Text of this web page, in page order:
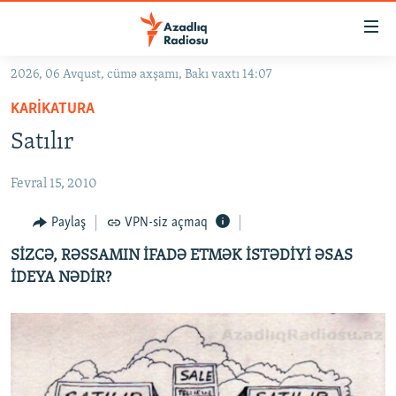
Əsas
qayıt
Əsas
qayıt
GÜNDƏM
#İZAHLA
#ƏSLINDƏ
FƏRQƏ BAX
QANUNI DOĞRU
ARAŞDIRMA
MULTIMEDIA
FOTOQALEREYA
OXU ZALI
HAQQIMIZDA
2026, 06 Avqust, cümə axşamı, Bakı vaxtı 14:07
KARIKATURA
Satılır
Fevral 15, 2010
Paylaş VPN-siz açmaq
SİZCƏ, RƏSSAMIN İFADƏ ETMƏK İSTƏDİYİ ƏSAS
İDEYA NƏDİR?